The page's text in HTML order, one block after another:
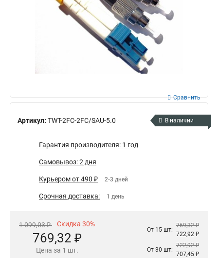
Артикул: TWT-2FC-2FC/SAU-5.0
Сравнить
В наличии
Гарантия производителя: 1 год
Самовывоз: 2 дня
Курьером от 490 ₽ 2-3 дней
Срочная доставка: 1 день
1 099,03 ₽ Скидка 30%
769,32 ₽
Цена за 1 шт.
От 15 шт:
769,32 ₽
722,92 ₽
От 30 шт:
722,92 ₽
707,45 ₽